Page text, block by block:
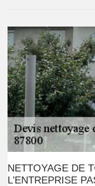
NETTOYAGE DE
L’ENTREPRISE